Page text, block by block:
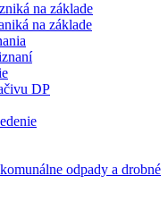
na základe
na základe
DP
odpady a drobné